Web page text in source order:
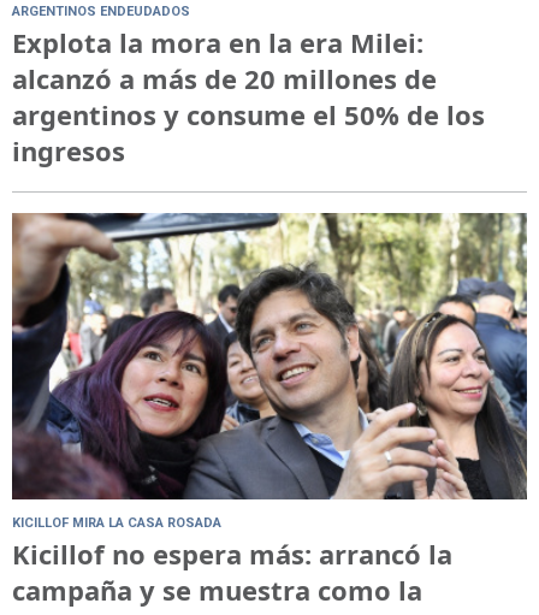
ARGENTINOS ENDEUDADOS
Explota la mora en la era Milei:
alcanzó a más de 20 millones de
argentinos y consume el 50% de los
ingresos
KICILLOF MIRA LA CASA ROSADA
Kicillof no espera más: arrancó la
campaña y se muestra como la